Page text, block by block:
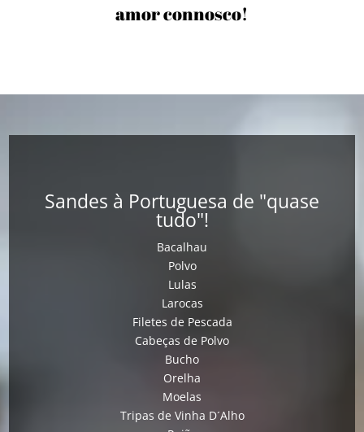
amor connosco!
Sandes à Portuguesa de "quase
tudo"!
Bacalhau
Polvo
Lulas
Larocas
Filetes de Pescada
Cabeças de Polvo
Bucho
Orelha
Moelas
Tripas de Vinha D´Alho